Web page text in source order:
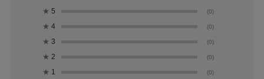
★ 5 (0)
★ 4 (0)
★ 3 (0)
★ 2 (0)
★ 1 (0)